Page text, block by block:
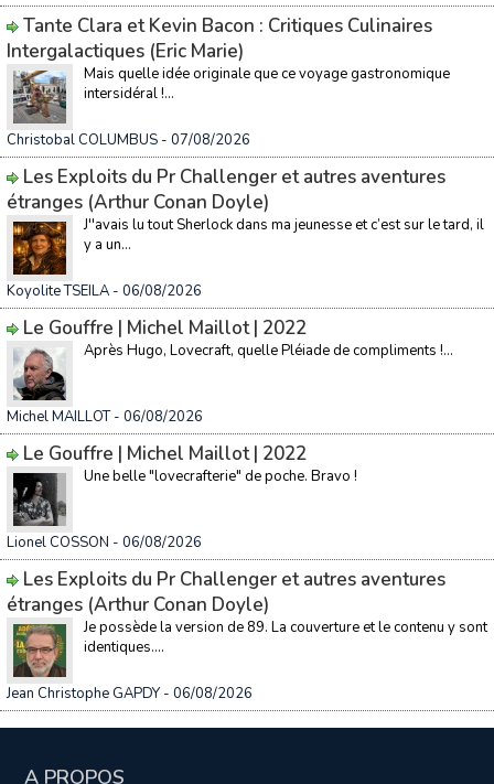
Tante Clara et Kevin Bacon : Critiques Culinaires
Intergalactiques (Eric Marie)
Mais quelle idée originale que ce voyage gastronomique
intersidéral !...
Christobal COLUMBUS - 07/08/2026
Les Exploits du Pr Challenger et autres aventures
étranges (Arthur Conan Doyle)
J''avais lu tout Sherlock dans ma jeunesse et c’est sur le tard, il
y a un...
Koyolite TSEILA - 06/08/2026
Le Gouffre | Michel Maillot | 2022
Après Hugo, Lovecraft, quelle Pléiade de compliments !...
Michel MAILLOT- 06/08/2026
Le Gouffre | Michel Maillot | 2022
Une belle "lovecrafterie" de poche. Bravo !
Lionel COSSON - 06/08/2026
Les Exploits du Pr Challenger et autres aventures
étranges (Arthur Conan Doyle)
Je possède la version de 89. La couverture et le contenu y sont
identiques....
Jean Christophe GAPDY - 06/08/2026
A PROPOS